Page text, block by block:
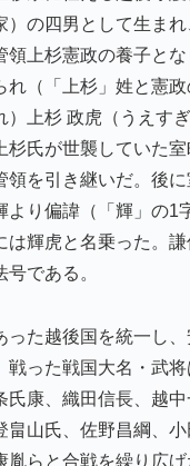
）の四男として生ま
領上杉憲政の養子と
れ（「上杉」姓と憲
）上杉 政虎（うえすぎ
杉氏が世襲していた
領を引き継いだ。後
より偏諱（「輝」の1
は輝虎と名乗った。
である。
った越後国を統一し
戦った戦国大名・武
氏康、織田信長、越
畠山氏、佐野昌綱、
胤らと合戦を繰り広